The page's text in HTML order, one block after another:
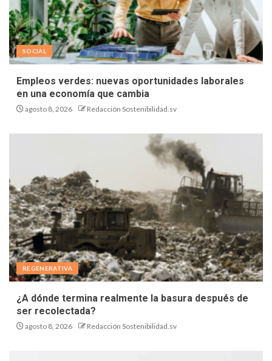
SOCIAL
Empleos verdes: nuevas oportunidades laborales
en una economía que cambia
agosto 8, 2026 Redacción Sostenibilidad.sv
REGENERATIVA
¿A dónde termina realmente la basura después de
ser recolectada?
agosto 8, 2026 Redacción Sostenibilidad.sv